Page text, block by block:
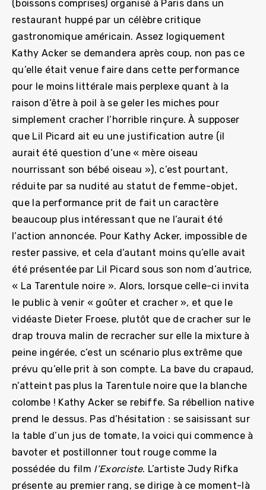
(boissons comprises) organisé à Paris dans un
restaurant huppé par un célèbre critique
gastronomique américain. Assez logiquement
Kathy Acker se demandera après coup, non pas ce
qu’elle était venue faire dans cette performance
pour le moins littérale mais perplexe quant à la
raison d’être à poil à se geler les miches pour
simplement cracher l’horrible rinçure. À supposer
que Lil Picard ait eu une justification autre (il
aurait été question d’une « mère oiseau
nourrissant son bébé oiseau »), c’est pourtant,
réduite par sa nudité au statut de femme-objet,
que la performance prit de fait un caractère
beaucoup plus intéressant que ne l’aurait été
l’action annoncée. Pour Kathy Acker, impossible de
rester passive, et cela d’autant moins qu’elle avait
été présentée par Lil Picard sous son nom d’autrice,
« La Tarentule noire ». Alors, lorsque celle-ci invita
le public à venir « goûter et cracher », et que le
vidéaste Dieter Froese, plutôt que de cracher sur le
drap trouva malin de recracher sur elle la mixture à
peine ingérée, c’est un scénario plus extrême que
prévu qu’elle prit à son compte. La bave du crapaud,
n’atteint pas plus la Tarentule noire que la blanche
colombe ! Kathy Acker se rebiffe. Sa rébellion native
prend le dessus. Pas d’hésitation : se saisissant sur
la table d’un jus de tomate, la voici qui commence à
bavoter et postillonner tout rouge comme la
possédée du film l’Exorciste. L’artiste Judy Rifka
présente au premier rang, se dirige à ce moment-là